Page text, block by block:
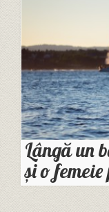
Lângă un
și o